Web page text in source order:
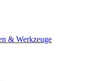
& Werkzeuge